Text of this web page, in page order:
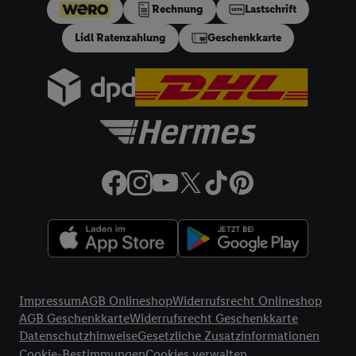
festen Sollzinssatz von 10,48% p.a. Repräsentatives Beispiel
gem. §17 (4) PAngV: Nettodarlehensbetrag 200 €,
Gesamtbetrag 212.10 €, 12 monatliche Raten à 17.68 €, eff.
Digital Deutschland GmbH & Co. KG, Bonfelder Straße 2,
74206 Bad Wimpfen.
Lidl Plus Versandkostenfrei-Coupon:
Versandkostenfrei-Coupon gilt nur für Lidl Plus Nutzer bei
den in der Lidl Plus App vorgegebenen
Mindestbestellwert auf die im Warenkorb befindlichen Artikel
Mindestbestellwert angegeben ist, beträgt der
Mindestbestellwert 79 €. Sollte der jeweils geltende
Mindestbestellwert nachträglich in Folge einer Teilretoure
Rechnung zu stellen. Coupon wird nach Aktivierung
automatisch im Bestellprozess, sofern mit Lidl Plus Konto im
Onlineshop angemeldet, abgezogen. Gilt nicht für Lidl Fotos,
Rechnung Lastschrift
Lidl Ratenzahlung Geschenkkarte
ImpressumAGB OnlineshopWiderrufsrecht Onlineshop
AGB GeschenkkarteWiderrufsrecht Geschenkkarte
DatenschutzhinweiseGesetzliche Zusatzinformationen